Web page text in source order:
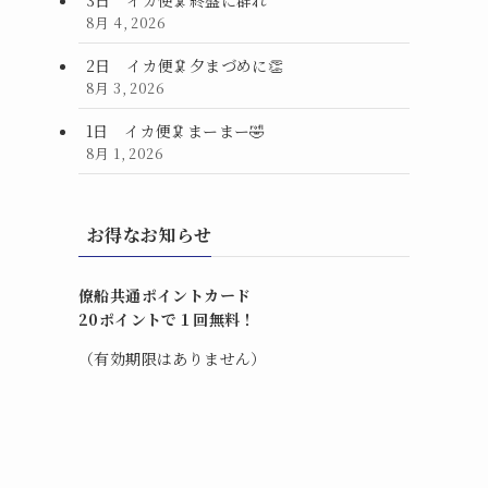
8月 4, 2026
2日 イカ便🦑夕まづめに👏
8月 3, 2026
1日 イカ便🦑まーまー🤣
8月 1, 2026
お得なお知らせ
僚船共通ポイントカード
20ポイントで１回無料！
（有効期限はありません）